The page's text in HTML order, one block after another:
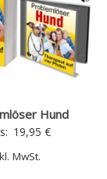
Hund
19,95€
MwSt.